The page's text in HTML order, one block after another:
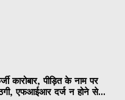
कारोबार, पीड़ित के नाम पर
एफआईआर दर्ज न होने से...